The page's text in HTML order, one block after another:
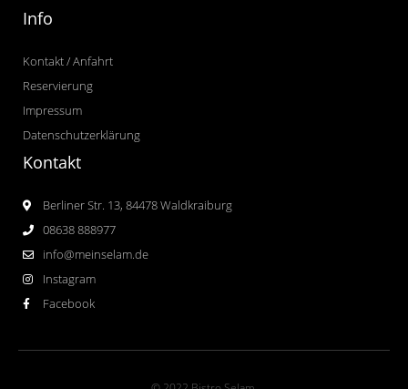
Info
Kontakt / Anfahrt
Reservierung
Impressum
Datenschutzerklärung
Kontakt
Berliner Str. 13, 84478 Waldkraiburg
08638 888977
info@meinselam.de
Instagram
Facebook